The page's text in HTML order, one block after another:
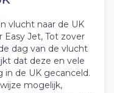
vlucht naar de UK
Easy Jet, Tot zover
dag van de vlucht
dat deze en vele
in de UK gecanceld.
mogelijk,